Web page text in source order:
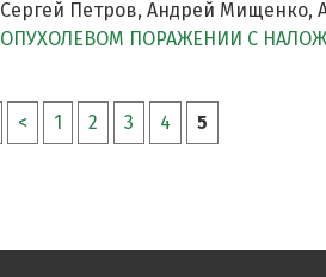
Сергей Петров, Андрей Мищенко,
ОПУХОЛЕВОМ ПОРАЖЕНИИ С
< 1 2 3 4 5